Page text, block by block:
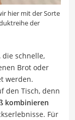
hier mit der Sorte
der
schnelle,
Brot oder
werden.
den Tisch, denn
kombinieren
Für